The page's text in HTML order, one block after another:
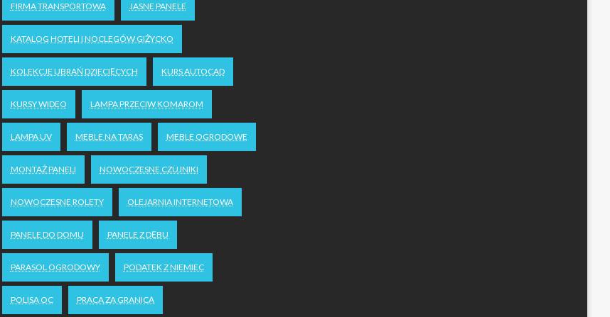
FIRMA TRANSPORTOWA JASNE PANELE
KATALOG HOTELI I NOCLEGÓW GIŻYCKO
KOLEKCJE UBRAŃ DZIECIĘCYCH KURS AUTOCAD
KURSY WIDEO LAMPA PRZECIW KOMAROM
LAMPA UV MEBLE NA TARAS MEBLE OGRODOWE
MONTAŻ PANELI NOWOCZESNE CZUJNIKI
NOWOCZESNE ROLETY OLEJARNIA INTERNETOWA
PANELE DO DOMU PANELE Z DĘBU
PARASOL OGRODOWY PODATEK Z NIEMIEC
POLISA OC PRACA ZA GRANICĄ